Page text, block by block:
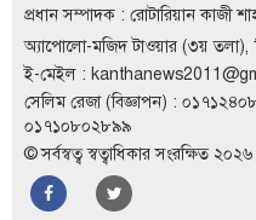
আর্কাইভ
পুরানো
আর্কাইভ
প্রধান সম্পাদক : রোটারিয়ান কাজী
অ্যাপোলো-মজিদ টাওয়ার (৩য় তলা),
ই-মেইল :
সেলিম রেজা (বিজ্ঞাপন) :
০১৭১০৮০২৮৯৯
© সর্বস্বত্ব স্বত্বাধিকার সংরক্ষিত ২০২৬